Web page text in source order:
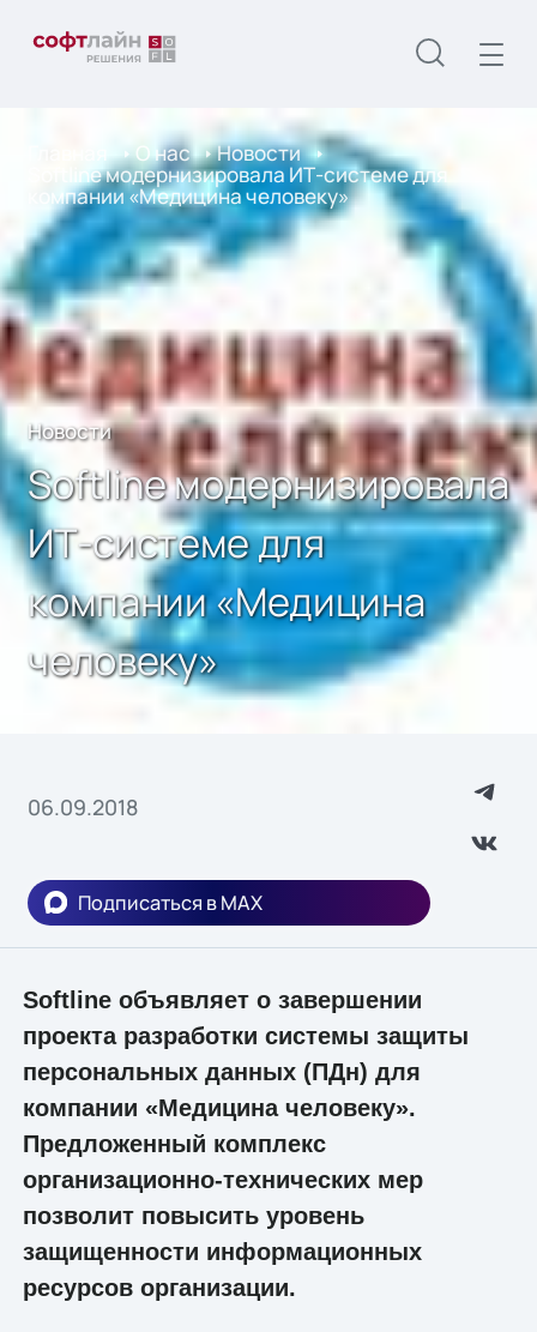
О нас Новости
Softline модернизировала ИТ-системe для
компании «Медицина человеку»
Новости
Softline модернизировала
ИТ-системe для
компании «Медицина
человеку»
06.09.2018
Подписаться в MAX
Softline объявляет о завершении
проекта разработки системы защиты
персональных данных (ПДн) для
компании «Медицина человеку».
Предложенный комплекс
организационно-технических мер
позволит повысить уровень
защищенности информационных
ресурсов организации.